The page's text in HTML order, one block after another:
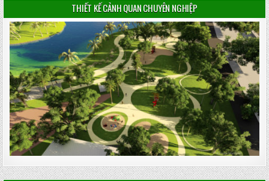
THIẾT KẾ CẢNH QUAN CHUYÊN NGHIỆP